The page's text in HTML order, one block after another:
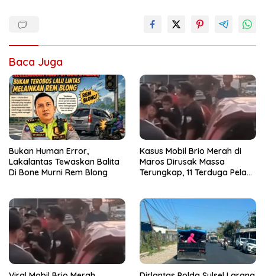
Baca Juga
Bukan Human Error,
Lakalantas Tewaskan Balita
Di Bone Murni Rem Blong
Kasus Mobil Brio Merah di
Maros Dirusak Massa
Terungkap, 11 Terduga Pelaku